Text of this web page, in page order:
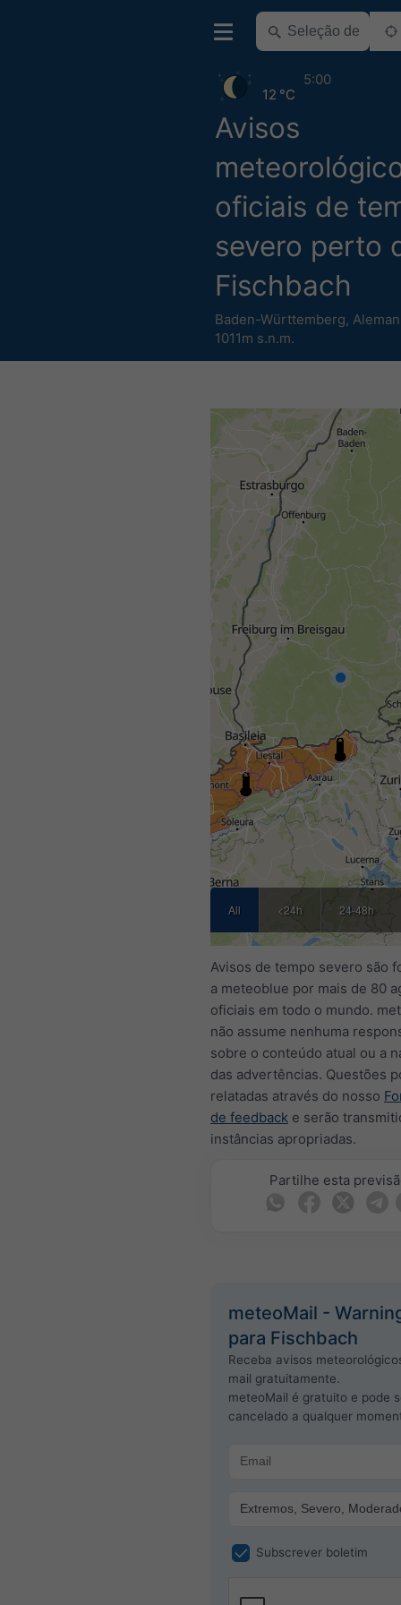
Avisos
oficiais de
severo perto
Fischbach
Baden-Württemberg,
1011m s.n.m.
12 °C
5:00
All <24h 24-48h
Avisos de tempo severo são
a meteoblue por mais de 80
oficiais em todo o mundo.
não assume nenhuma
sobre o conteúdo atual ou a
das advertências. Questões
relatadas através do nosso
de feedback e serão
instâncias apropriadas.
Partilhe esta
meteoMail -
para Fischbach
Receba avisos
mail gratuitamente.
meteoMail é gratuito e pode
cancelado a qualquer
Subscrever boletim